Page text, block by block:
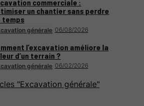
générale 06/08/2026
commerciale :
un chantier sans perdre
temps
générale 06/02/2026
l’excavation améliore la
d’un terrain ?
"Excavation générale"